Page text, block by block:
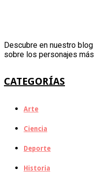
Descubre en nuestro
sobre los personajes
CATEGORÍAS
Arte
Ciencia
Deporte
Historia